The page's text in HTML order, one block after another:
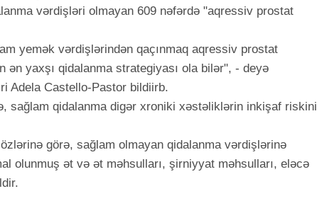
vərdişləri olmayan 609 nəfərdə "aqressiv prostat
yemək vərdişlərindən qaçınmaq aqressiv prostat
ən yaxşı qidalanma strategiyası ola bilər", - deyə
Adela Castello-Pastor bildiirb.
sağlam qidalanma digər xroniki xəstəliklərin inkişaf riskini
görə, sağlam olmayan qidalanma vərdişlərinə
olunmuş ət və ət məhsulları, şirniyyat məhsulları, eləcə